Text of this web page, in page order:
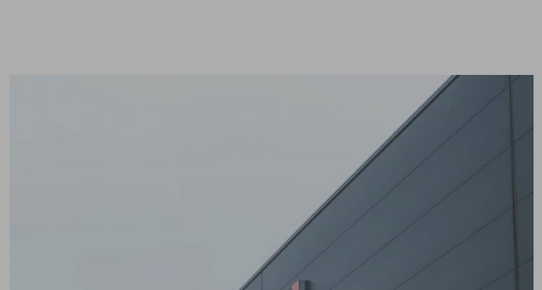
unser dichtes Standortnetzwerk unsere
Leistungen in Ihrer Nähe anbieten zu können.